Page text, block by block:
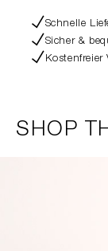
Schnelle
Sicher &
Kostenfreier
SHOP